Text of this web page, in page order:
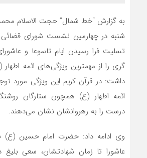
به گزارش “خط شمال” حجت الاسلام
شنبه در چهارمین نشست شورای قضائی
تسلیت فرا رسیدن ایام تاسوعا و
گری را از مهمترین ویژگی‌های ائمه
داشت: در قرآن کریم این ویژگی مورد
ائمه اطهار (ع) همچون ستارگان
درست را به رهروانشان نشان می‌دهند.
وی ادامه داد: حضرت امام حسین (ع)
عاشورا تا زمان شهادتشان، سعی بلیغ